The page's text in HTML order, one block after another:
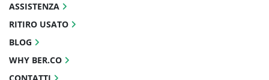
ASSISTENZA
RITIRO USATO
BLOG
WHY BER.CO